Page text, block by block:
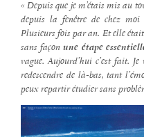
« Depuis que je m’étais mis au
depuis la fenêtre de chez moi
Plusieurs fois par an. Et elle
sans façonune étape
vague. Aujourd’hui c’est fait.
redescendre de là-bas, tant
peux repartir étudier sans